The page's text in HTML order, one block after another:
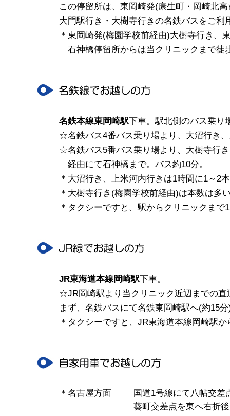
この停留所は、東岡崎発(康生町・岡崎北
大門駅行き・大樹寺行きの名鉄バスをご利
＊東岡崎発(梅園学校前経由)大樹寺行き、
石神橋停留所からは当クリニックまで徒
名鉄本線東岡崎駅下車。駅北側のバス乗り
☆名鉄バス4番バス乗り場より、大沼行き
☆名鉄バス5番バス乗り場より、大樹寺行
経由にて石神橋まで。バス約10分。
＊大沼行き、上米河内行きは1時間に1～2
＊大樹寺行き(梅園学校前経由)は本数は多
＊タクシーですと、駅からクリニックまで
JR東海道本線岡崎駅下車。
☆JR岡崎駅より当クリニック近辺までの直
まず、名鉄バスにて名鉄東岡崎駅へ(約15
＊タクシーですと、JR東海道本線岡崎駅
＊名古屋方面
国道1号線にて八帖交差
葵町交差点を東へ右折